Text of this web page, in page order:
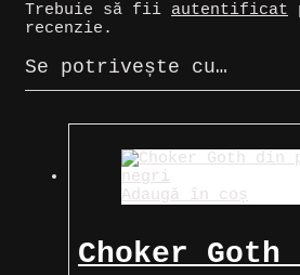
Trebuie să fii autentificat
recenzie.
Se potrivește cu…
Adaugă în coș
Choker